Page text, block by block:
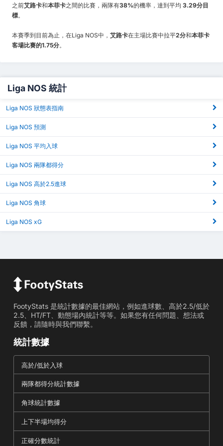
之前艾路卡和本菲卡之間的比賽，兩隊有38%的機率，達到平均 3.29分目
標。
本賽季到目前為止，在Liga NOS中， 艾路卡在主場比賽中拉平2分和本菲卡
客場比賽的1.75分。
Liga NOS 統計
Liga NOS 狀態表指南
Liga NOS 預測
Liga NOS 平均入球
Liga NOS 兩隊都得分
Liga NOS 高於2.5進球
Liga NOS 角球
Liga NOS xG
FootyStats 是統計數據的最佳網站，例如進球數、高於2.5/低於
2.5、HT/FT、動態場內統計等等。如果您有任何問題、想法或
反饋，請隨時與我們聯繫。
統計數據
高於/低於入球
兩隊都得分統計數據
角球統計數據
上下半場均得分
正確分數統計